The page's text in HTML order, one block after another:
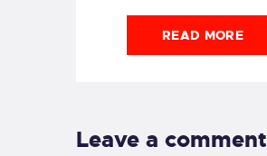
READ MORE
Leave a comment